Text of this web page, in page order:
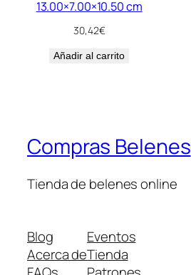
13.00×7.00×10.50 cm
30,42€
Añadir al carrito
Compras Belenes
Tienda de belenes online
Blog
Acerca de
Eventos
Tienda